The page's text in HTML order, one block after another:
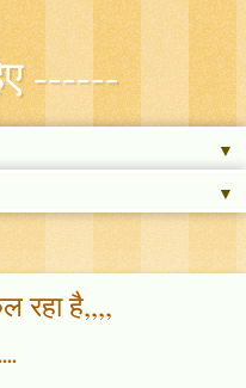
------
▼
▼
रहा है,,,,